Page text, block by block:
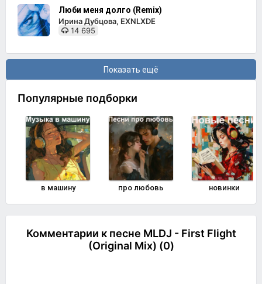
Люби меня долго (Remix)
Ирина Дубцова, EXNLXDE
14 695
Показать ещё
Популярные подборки
в машину про любовь новинки
Комментарии к песне MLDJ - First Flight
(Original Mix) (0)